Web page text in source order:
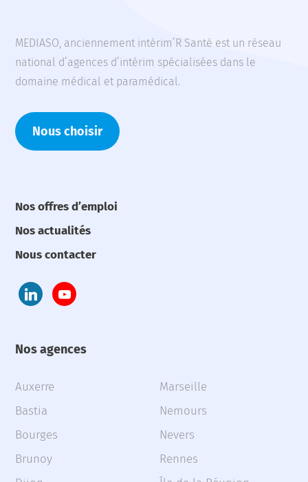
MEDIASO, anciennement intérim’R Santé est un réseau
national d’agences d’intérim spécialisées dans le
domaine médical et paramédical.
Nous choisir
Nos offres d’emploi
Nos actualités
Nous contacter
Nos agences
Auxerre
Bastia
Bourges
Brunoy
Marseille
Nemours
Nevers
Rennes